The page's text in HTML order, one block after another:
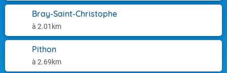
Bray-Saint-Christophe
à 2.01km
Pithon
à 2.69km